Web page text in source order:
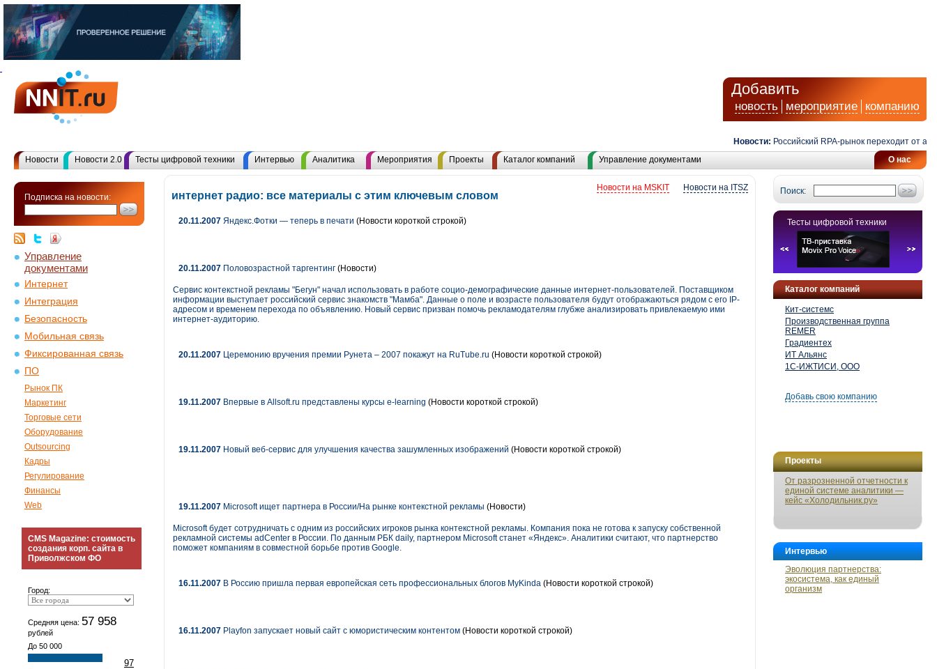
Добавить
новость мероприятие компанию
Новости: Российский RPA-рынок переходит от
О нас
Новости Новости 2.0 Тесты цифровой техники Интервью Аналитика Мероприятия Проекты Каталог компаний Управление документами
Подписка на новости:
Управление
документами
Интернет
Интеграция
Безопасность
Мобильная связь
Фиксированная связь
ПО
Рынок ПК
Маркетинг
Торговые сети
Оборудование
Outsourcing
Кадры
Регулирование
Финансы
Web
CMS Magazine: стоимость
создания корп. сайта в
Приволжском ФО
Город:
Средняя цена: 57 958
рублей
До 50 000
97
Поиск:
Тесты цифровой техники
Каталог компаний
Кит-системс
Производственная группа
REMER
Градиентех
ИТ Альянс
1С-ИЖТИСИ, ООО
Добавь свою компанию
Проекты
От разрозненной отчетности к
единой системе аналитики —
кейс «Холодильник.ру»
Интервью
Эволюция партнерства:
экосистема, как единый
организм
Новости на ITSZ
Новости на MSKIT
интернет радио: все материалы с этим ключевым словом
20.11.2007 Яндекс.Фотки — теперь в печати (Новости короткой строкой)
20.11.2007 Половозрастной таргентинг (Новости)
Сервис контекстной рекламы "Бегун" начал использовать в работе социо-демографические данные интернет-пользователей. Поставщиком
информации выступает российский сервис знакомств "Мамба". Данные о поле и возрасте пользователя будут отображаються рядом с его IP-
адресом и временем перехода по объявлению. Новый сервис призван помочь рекламодателям глубже анализировать привлекаемую ими
интернет-аудиторию.
20.11.2007 Церемонию вручения премии Рунета – 2007 покажут на RuTube.ru (Новости короткой строкой)
19.11.2007 Впервые в Allsoft.ru представлены курсы е-learning (Новости короткой строкой)
19.11.2007 Новый веб-сервис для улучшения качества зашумленных изображений (Новости короткой строкой)
19.11.2007 Microsoft ищет партнера в России/На рынке контекстной рекламы (Новости)
Microsoft будет сотрудничать с одним из российских игроков рынка контекстной рекламы. Компания пока не готова к запуску собственной
рекламной системы adCenter в России. По данным РБК daily, партнером Microsoft станет «Яндекс». Аналитики считают, что партнерство
поможет компаниям в совместной борьбе против Google.
16.11.2007 В Россию пришла первая европейская сеть профессиональных блогов MyKinda (Новости короткой строкой)
16.11.2007 Playfon запускает новый сайт с юмористическим контентом (Новости короткой строкой)